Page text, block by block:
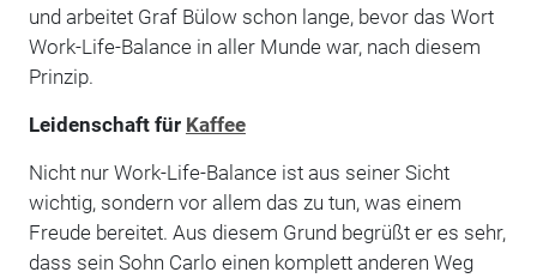
und arbeitet Graf Bülow schon lange, bevor das Wort
Work-Life-Balance in aller Munde war, nach diesem
Prinzip.
Leidenschaft für Kaffee
Nicht nur Work-Life-Balance ist aus seiner Sicht
wichtig, sondern vor allem das zu tun, was einem
Freude bereitet. Aus ­diesem Grund begrüßt er es sehr,
dass sein Sohn Carlo einen komplett anderen Weg